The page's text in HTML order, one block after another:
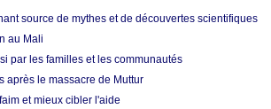
source de mythes et de découvertes scientifiques
au Mali
par les familles et les communautés
après le massacre de Muttur
et mieux cibler l'aide